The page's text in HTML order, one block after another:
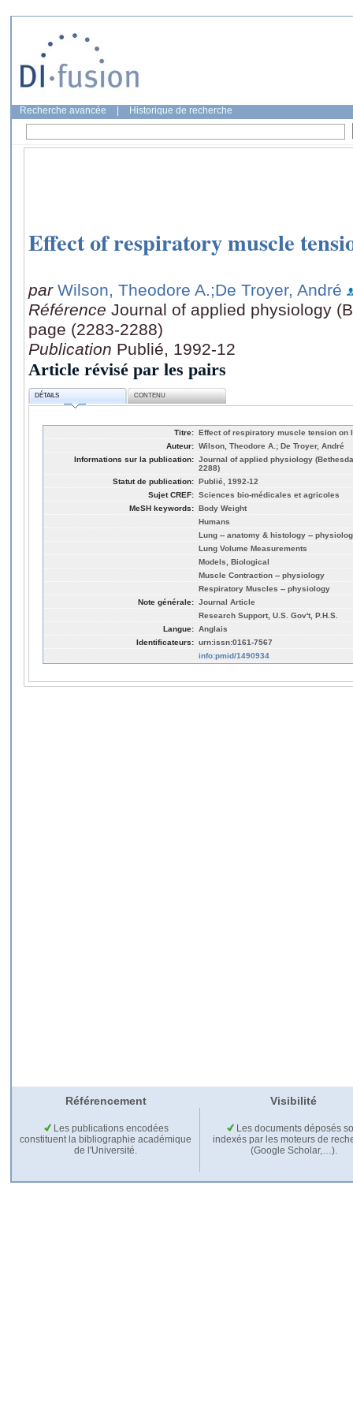
Recherche avancée Historique de recherche
Effect of respiratory muscle
par Wilson, Theodore A.;De Troyer, André
Référence Journal of applied physiology
page (2283-2288)
Publication Publié, 1992-12
Article révisé par les pairs
DÉTAILS CONTENU
Titre: Effect of respiratory muscle tension on
Auteur: Wilson, Theodore A.; De Troyer, André
Informations sur la publication: Journal of applied physiology
2288)
Statut de publication: Publié, 1992-12
Sujet CREF: Sciences bio-médicales et agricoles
MeSH keywords: Body Weight
Humans
Lung -- anatomy & histology --
Lung Volume Measurements
Models, Biological
Muscle Contraction -- physiology
Respiratory Muscles -- physiology
Note générale: Journal Article
Research Support, U.S. Gov't, P.H.S.
Langue: Anglais
Identificateurs: urn:issn:0161-7567
info:pmid/1490934
Référencement Visibilité
Les publications encodées
constituent la bibliographie académique
de l'Université.
Les documents déposés
indexés par les moteurs de
(Google Scholar,…).